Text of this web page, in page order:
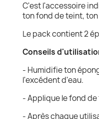
C'est l'accessoire
ton fond de teint,
Le pack contient 2
Conseils
- Humidifie ton
l'excédent d'eau.
- Applique le fond
- Après chaque